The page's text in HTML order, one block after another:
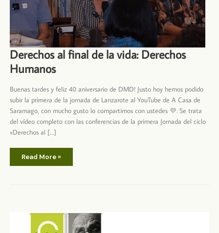
Derechos al final de la vida: Derechos
Humanos
Buenas tardes y feliz 40 aniversario de DMD! Justo hoy hemos podido
subir la primera de la jornada de Lanzarote al YouTube de A Casa de
Saramago, con mucho gusto lo compartimos con ustedes 💜. Se trata
del vídeo completo con las conferencias de la primera Jornada del ciclo
«Derechos al […]
Derechos
final
vida:
Read More »